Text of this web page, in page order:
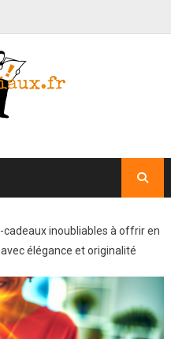
cadeaux inoubliables à offrir en
élégance et originalité